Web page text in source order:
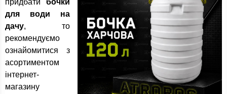
придбати бочки
для води на
дачу, то
рекомендуємо
ознайомитися з
асортиментом
інтернет-
магазину